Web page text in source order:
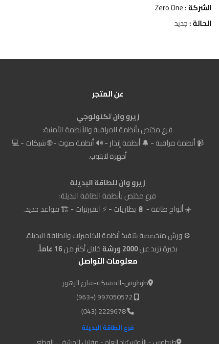
الشركة :Zero One
الحالة :جديد
عن المتجر
زيرو وان تكنولوجي
فرع مختص بأنظمة المراقبة والأنظمة الأمنية:
📹 أنظمة مراقبة - 🔔 أنظمة إنذار - 🔊 أنظمة صوت - 🌐 شبكات - 💻
أجهزة لابتوب.
زيرو وان للطاقة البديلة
فرع مختص بأنظمة الطاقة البديلة:
☀️ ألواح طاقة - 🔋 بطاريات - ⚡ انفيرترات - 🏗️ قواعد حديد.
⚙️ ورش متخصصة بتنفيذ أنظمة الكاميرات والطاقة البديلة،
بخبرة تزيد عن2000 ورشة خلال أكثر من16 عاماً
.
معلومات التواصل
طرطوس-المشبكة-شارع الزهور
2229678 (043)
فرع الطاقة البديلة